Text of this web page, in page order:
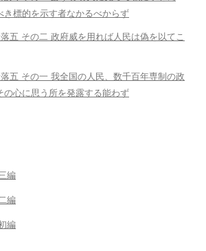
き標的を示す者なかるべからず
五 その二 政府威を用れば人民は偽を以てこ
五 その一 我全国の人民、数千百年専制の政
の心に思う所を発露する能わず
編
編
編